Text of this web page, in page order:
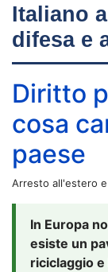
Italiano
difesa e
Diritto
cosa
paese
Arresto all'estero
In Europa
esiste un
riciclaggio